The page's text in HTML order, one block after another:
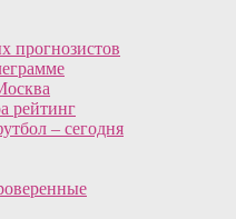
прогнозистов
рейтинг
– сегодня